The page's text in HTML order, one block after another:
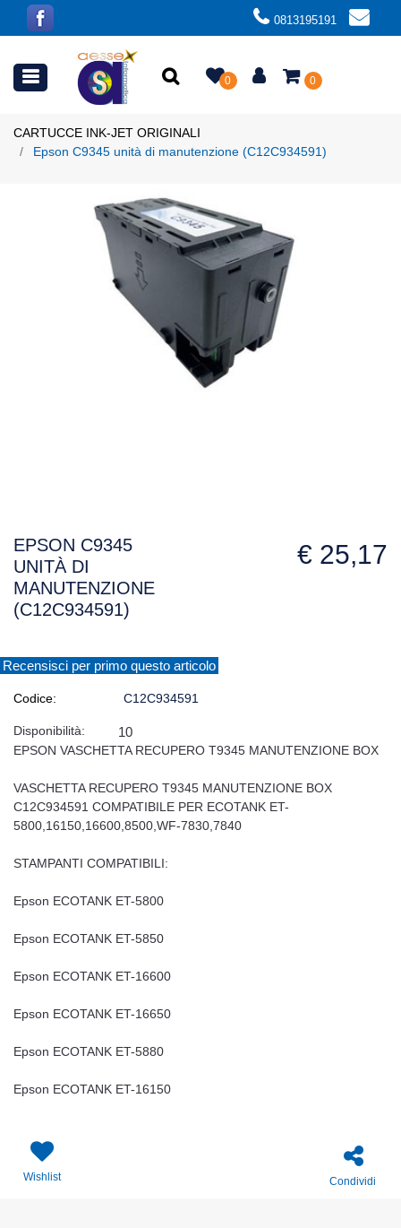
0813195191
Open menu 0 0
CARTUCCE INK-JET ORIGINALI
Epson C9345 unità di manutenzione (C12C934591)
EPSON C9345
UNITÀ DI
MANUTENZIONE
(C12C934591)
€ 25,17
Recensisci per primo questo articolo
Codice: C12C934591
Disponibilità: 10
EPSON VASCHETTA RECUPERO T9345 MANUTENZIONE BOX
VASCHETTA RECUPERO T9345 MANUTENZIONE BOX
C12C934591 COMPATIBILE PER ECOTANK ET-
5800,16150,16600,8500,WF-7830,7840
STAMPANTI COMPATIBILI:
Epson ECOTANK ET-5800
Epson ECOTANK ET-5850
Epson ECOTANK ET-16600
Epson ECOTANK ET-16650
Epson ECOTANK ET-5880
Epson ECOTANK ET-16150
Wishlist Condividi